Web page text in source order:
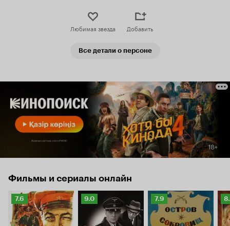
Любимая звезда Добавить
Все детали о персоне
Фильмы и сериалы онлайн
Рейтинг
Кинопоиска
7.6
7.6
Рейтинг
Кинопоиска
9.0
9.0
Рейтинг
Кинопоиска
7.9
7.9